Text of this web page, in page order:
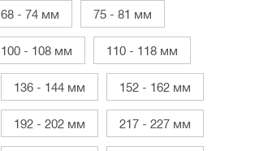
68 - 74 мм 75 - 81 мм
100 - 108 мм 110 - 118 мм
136 - 144 мм 152 - 162 мм
192 - 202 мм 217 - 227 мм